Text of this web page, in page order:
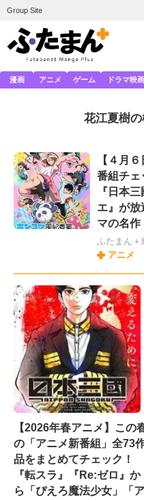
Group Site
漫画 アニメ ゲーム ドラマ映画
花江夏樹
【４月
番組チ
『日本
エ』が放
マの名作
ふたまん＋
アニメ
【2026年春アニメ】この
の「アニメ新番組」全73
品をまとめてチェック！
『転スラ』『Re:ゼロ』か
ら「ぴえろ魔法少女」「ア